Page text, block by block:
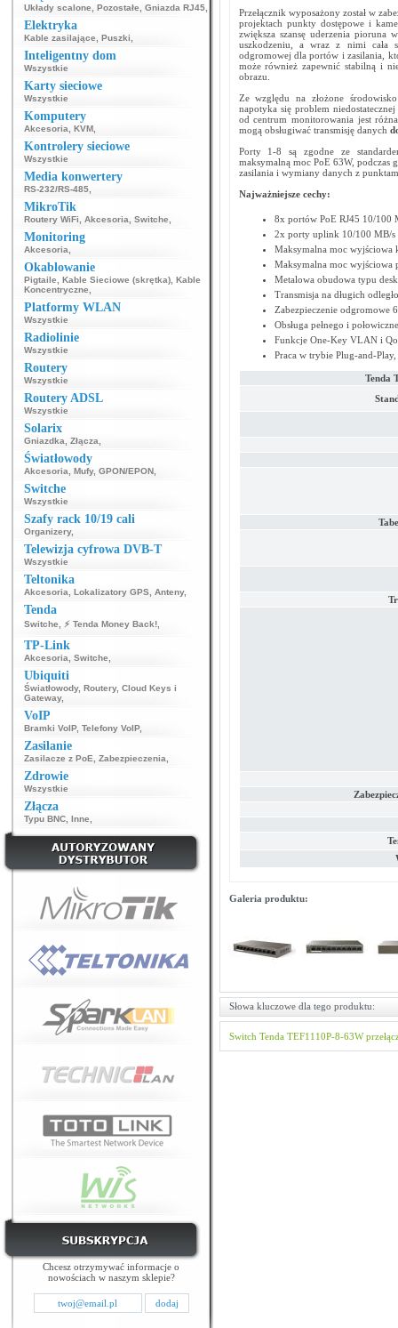
Układy scalone Pozostałe Gniazda RJ45
Elektryka
Kable zasilające Puszki
Inteligentny dom
Wszystkie
Karty sieciowe
Wszystkie
Komputery
Akcesoria KVM
Kontrolery sieciowe
Wszystkie
Media konwertery
RS-232/RS-485
MikroTik
Routery WiFi Akcesoria Switche
Monitoring
Akcesoria
Okablowanie
Pigtaile Kable Sieciowe (skrętka) Kable
Koncentryczne
Platformy WLAN
Wszystkie
Radiolinie
Wszystkie
Routery
Wszystkie
Routery ADSL
Wszystkie
Solarix
Gniazdka Złącza
Światłowody
Akcesoria Mufy, GPON/EPON
Switche
Wszystkie
Szafy rack 10/19 cali
Organizery,
Telewizja cyfrowa DVB-T
Wszystkie
Teltonika
Akcesoria Lokalizatory GPS Anteny,
Tenda
Switche ⚡ Tenda Money Back!
TP-Link
Akcesoria Switche
Ubiquiti
Światłowody, Routery, Cloud Keys i
Gateway,
VoIP
Bramki VoIP, Telefony VoIP,
Zasilanie
Zasilacze z PoE Zabezpieczenia
Zdrowie
Wszystkie
Złącza
Typu BNC Inne
Chcesz otrzymywać informacje o
nowościach w naszym sklepie?
Przełącznik wyposażony został w
projektach punkty dostępowe i
zwiększa szansę uderzenia pioruna
uszkodzeniu, a wraz z nimi cała
odgromowej dla portów i zasilania,
może również zapewnić stabilną i
obrazu.
Ze względu na złożone
napotyka się problem
od centrum monitorowania jest
mogą obsługiwać transmisję danych
Porty 1-8 są zgodne ze
maksymalną moc PoE 63W, podczas
zasilania i wymiany danych z
Najważniejsze cechy:
8x portów PoE RJ45 10/100
2x porty uplink 10/100 MB/s
Maksymalna moc wyjściowa
Maksymalna moc wyjściowa
Metalowa obudowa typu
Transmisja na długich
Zabezpieczenie odgromowe
Obsługa pełnego i
Funkcje One-Key VLAN i
Praca w trybie Plug-and-
Tenda
Galeria produktu:
Słowa kluczowe dla tego produktu:
Switch Tenda TEF1110P-8-63W